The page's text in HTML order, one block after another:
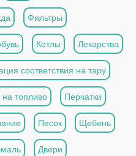
Фильтры
Котлы Лекарства
соответствия на тару
топливо Перчатки
Песок Щебень
Двери